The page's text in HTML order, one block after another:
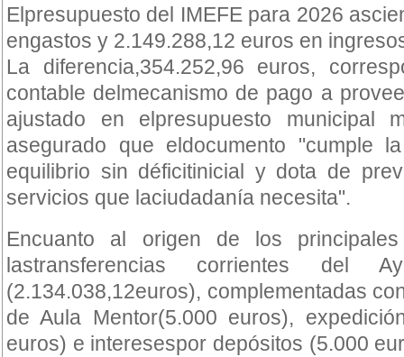
Elpresupuesto del IMEFE para 2026
engastos y 2.149.288,12 euros en
La diferencia,354.252,96 euros,
contable delmecanismo de pago a
ajustado en elpresupuesto municipal
asegurado que eldocumento "cumple
equilibrio sin déficitinicial y dota de
servicios que laciudadanía necesita".
Encuanto al origen de los
lastransferencias corrientes del
(2.134.038,12euros), complementadas
de Aula Mentor(5.000 euros),
euros) e interesespor depósitos (5.000